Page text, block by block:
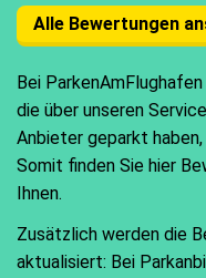
Alle Bewertungen
Bei
die über unseren
Anbieter geparkt
Somit finden Sie hier
Ihnen.
Zusätzlich werden die
aktualisiert: Bei